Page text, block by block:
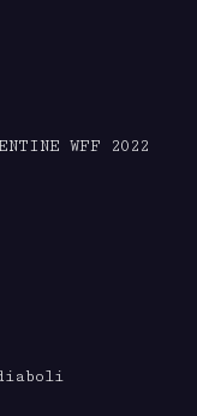
WFF 2022